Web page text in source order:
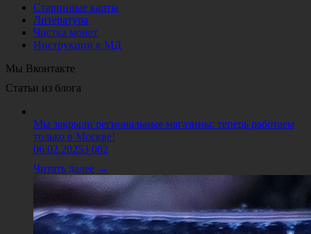
Старинные карты
Литература
Чистка монет
Инструкции к МД
Мы Вконтакте
Статьи из блога
Мы закрыли региональные магазины: теперь работаем
только в Москве!
06.02.20253 082
Читать далее →